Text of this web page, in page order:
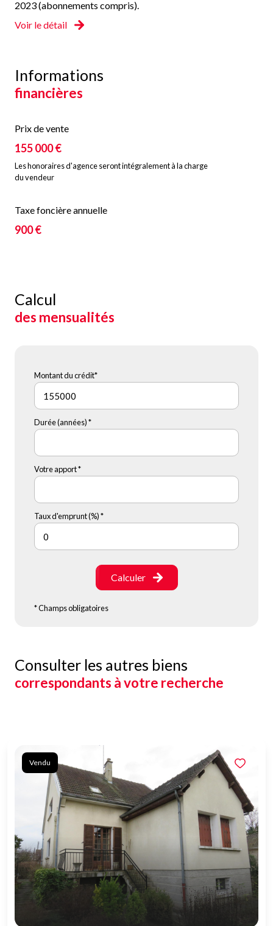
2023 (abonnements compris).
Voir le détail
Informations
financières
Prix de vente
155 000 €
Les honoraires d'agence seront intégralement à la charge
du vendeur
Taxe foncière annuelle
900 €
Calcul
des mensualités
Montant du crédit*
Durée (années) *
Votre apport *
Taux d'emprunt (%) *
Calculer
* Champs obligatoires
Consulter les autres biens
correspondants à votre recherche
Vendu